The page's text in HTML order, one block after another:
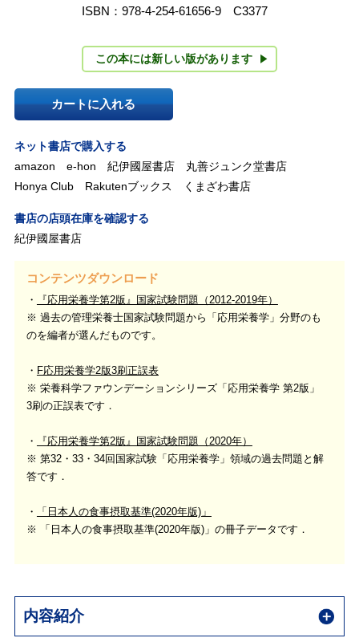
ISBN：978-4-254-61656-9 C3377
この本には新しい版があります
カートに入れる
ネット書店で購入する
amazon
e-hon 紀伊國屋書店
丸善ジュンク堂書店
Honya Club
Rakutenブックス くまざわ書店
書店の店頭在庫を確認する
紀伊國屋書店
コンテンツダウンロード
『応用栄養学第2版』国家試験問題（2012-2019年）
※ 過去の管理栄養士国家試験問題から「応用栄養学」分野のも
のを編者が選んだものです。
F応用栄養学2版3刷正誤表
※ 栄養科学ファウンデーションシリーズ「応用栄養学 第2版」
3刷の正誤表です．
『応用栄養学第2版』国家試験問題（2020年）
※ 第32・33・34回国家試験「応用栄養学」領域の過去問題と解
答です．
「日本人の食事摂取基準(2020年版)」
※ 「日本人の食事摂取基準(2020年版)」の冊子データです．
内容紹介